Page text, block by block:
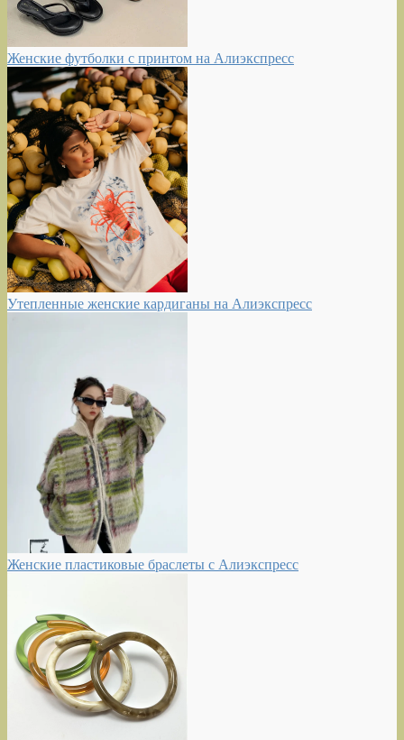
Женские футболки с принтом на Алиэкспресс
Утепленные женские кардиганы на Алиэкспресс
Женские пластиковые браслеты с Алиэкспресс